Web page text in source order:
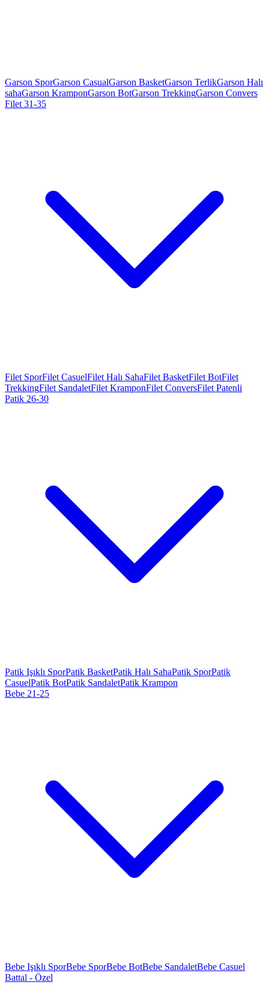
Garson SporGarson CasualGarson BasketGarson TerlikGarson Halı
sahaGarson KramponGarson BotGarson TrekkingGarson Convers
Filet 31-35
Filet SporFilet CasuelFilet Halı SahaFilet BasketFilet BotFilet
TrekkingFilet SandaletFilet KramponFilet ConversFilet Patenli
Patik 26-30
Patik Işıklı SporPatik BasketPatik Halı SahaPatik SporPatik
CasuelPatik BotPatik SandaletPatik Krampon
Bebe 21-25
Bebe Işıklı SporBebe SporBebe BotBebe SandaletBebe Casuel
Battal - Özel